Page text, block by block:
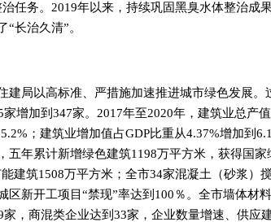
任务。2019年以来，持续巩固黑臭水体整治成
长治久清”。
建局以高标准、严措施加速推进城市绿色发展。
增加到347家。2017年至2020年，建筑业总产
；建筑业增加值占GDP比重从4.37%增加到
五年累计新增绿色建筑1198万平方米，获得国家
建筑1508万平方米；全市34家混凝土（砂浆）
区新开工项目“禁现”率达到100％。全市墙体材
，商混类企业达到33家，企业数量增速、供应